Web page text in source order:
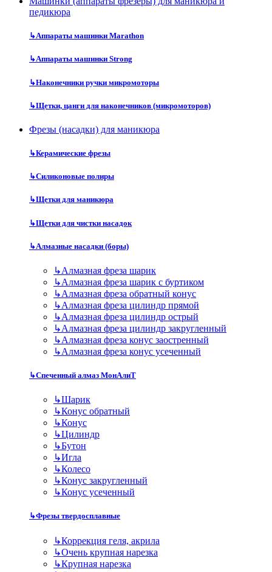
педикюра
↳Аппараты машинки Marathon
↳Аппараты машинки Strong
↳Наконечники ручки микромоторы
↳Щетки, цанги для наконечников (микромоторов)
Фрезы (насадки) для маникюра
↳Керамические фрезы
↳Силиконовые полиры
↳Щетки для маникюра
↳Щетки для чистки насадок
↳Алмазные насадки (боры)
↳Алмазная фреза шарик
↳Алмазная фреза шарик с буртиком
↳Алмазная фреза обратный конус
↳Алмазная фреза цилиндр прямой
↳Алмазная фреза цилиндр острый
↳Алмазная фреза цилиндр закругленный
↳Алмазная фреза конус заостренный
↳Алмазная фреза конус усеченный
↳Спеченный алмаз МонАлиТ
↳Шарик
↳Конус обратный
↳Конус
↳Цилиндр
↳Бутон
↳Игла
↳Колесо
↳Конус закругленный
↳Конус усеченный
↳Фрезы твердосплавные
↳Коррекция геля, акрила
↳Очень крупная нарезка
↳Крупная нарезка